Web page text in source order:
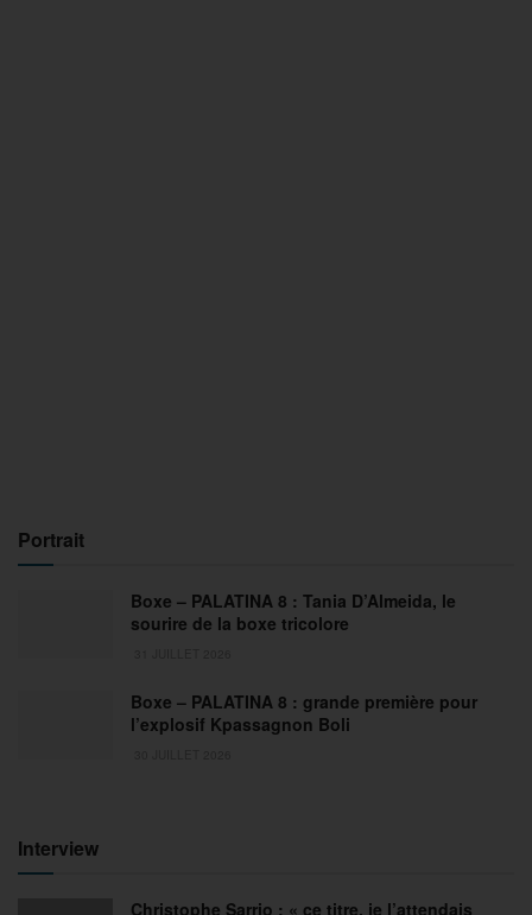
Portrait
Boxe – PALATINA 8 : Tania D’Almeida, le
sourire de la boxe tricolore
Boxe – PALATINA 8 : grande première pour
l’explosif Kpassagnon Boli
Interview
Christophe Sarrio : « ce titre, je l’attendais